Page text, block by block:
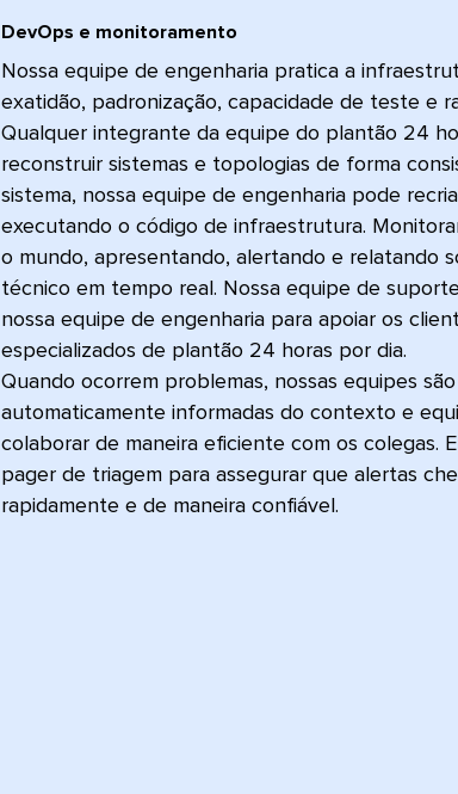
DevOps e monitoramento​​
Nossa equipe de engenharia pratica a
exatidão, padronização, capacidade de teste e
Qualquer integrante da equipe do plantão 24
reconstruir sistemas e topologias de forma
sistema, nossa equipe de engenharia pode
executando o código de infraestrutura.
o mundo, apresentando, alertando e relatando
técnico em tempo real. Nossa equipe de
nossa equipe de engenharia para apoiar os
especializados de plantão 24 horas por dia.
Quando ocorrem problemas, nossas equipes
automaticamente informadas do contexto e
colaborar de maneira eficiente com os colegas.
pager de triagem para assegurar que alertas
rapidamente e de maneira confiável.​​